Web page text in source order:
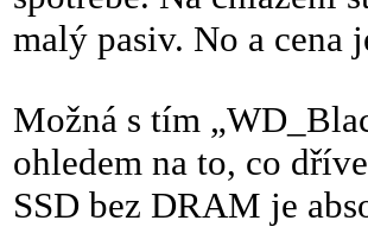
malý pasiv. No a cena
Možná s tím
ohledem na to, co
SSD bez DRAM je